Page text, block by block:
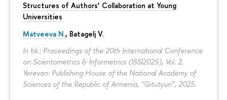
Structures of Authors’ Collaboration at Young
Universities
Matveeva N., Batagelj V.
In bk.: Proceedings of the 20th International Conference
on Scientometrics & Informetrics (ISSI2025), Vol. 2.
Yerevan: Publishing House of the National Academy of
Sciences of the Republic of Armenia, “Gitutyun”, 2025.